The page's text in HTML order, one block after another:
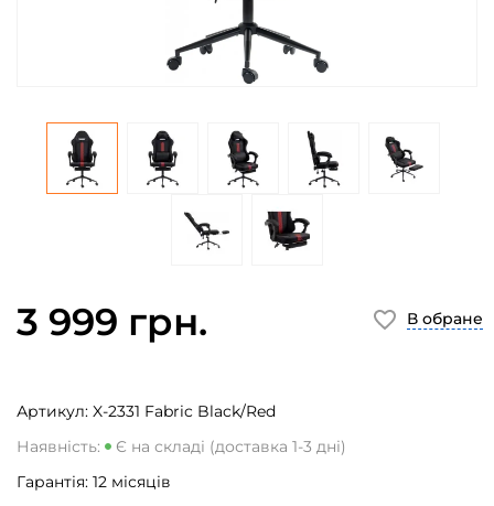
3 999 грн.
Артикул: X-2331 Fabric Black/Red
Наявність:
Є на складі (доставка 1-3 дні)
Гарантія: 12 місяців
В обране